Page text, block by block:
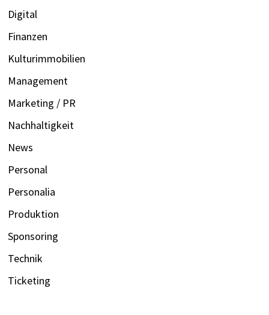
Digital
Finanzen
Kulturimmobilien
Management
Marketing / PR
Nachhaltigkeit
News
Personal
Personalia
Produktion
Sponsoring
Technik
Ticketing